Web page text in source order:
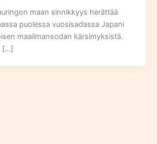
maan sinnikkyys herättää
puolessa vuosisadassa Japani
maailmansodan kärsimyksistä.
[…]